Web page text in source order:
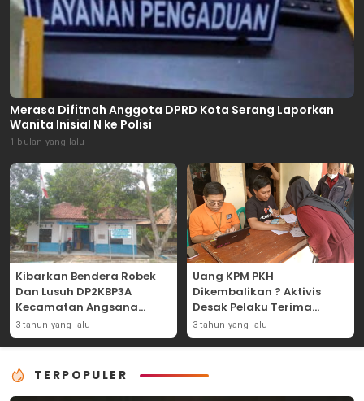
Merasa Difitnah Anggota DPRD Kota Serang Laporkan
Wanita Inisial N ke Polisi
1 bulan yang lalu
Kibarkan Bendera Robek
Dan Lusuh DP2KBP3A
Kecamatan Angsana
Langsung Ganti Dan
Naikan Bendera Pada Sore
3 tahun yang lalu
Uang KPM PKH
Dikembalikan ? Aktivis
Desak Pelaku Terima
Sanksi !
3 tahun yang lalu
TERPOPULER